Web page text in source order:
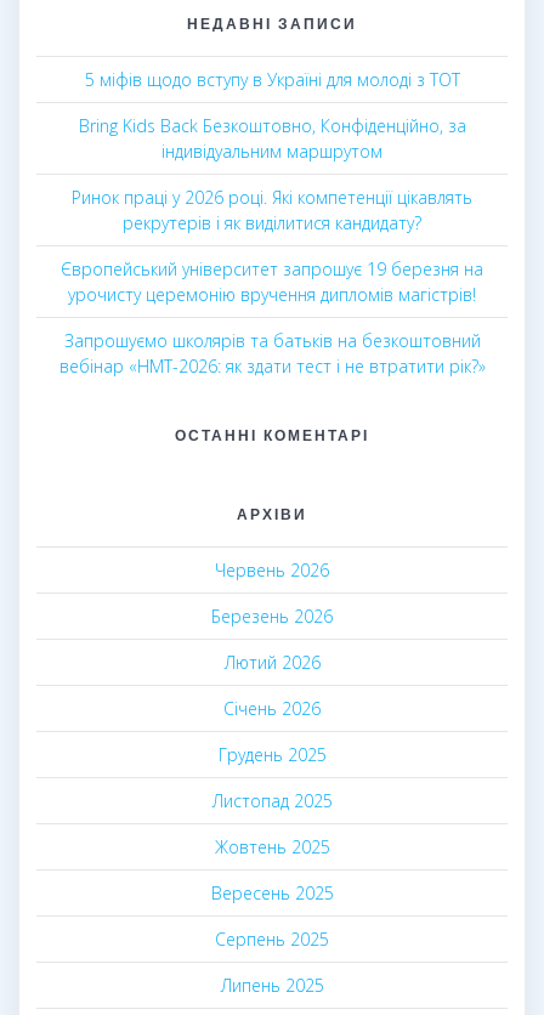
НЕДАВНІ ЗАПИСИ
5 міфів щодо вступу в Україні для молоді з ТОТ
Bring Kids Back Безкоштовно, Конфіденційно, за
індивідуальним маршрутом
Ринок праці у 2026 році. Які компетенції цікавлять
рекрутерів і як виділитися кандидату?
Європейський університет запрошує 19 березня на
урочисту церемонію вручення дипломів магістрів!
Запрошуємо школярів та батьків на безкоштовний
вебінар «НМТ-2026: як здати тест і не втратити рік?»
ОСТАННІ КОМЕНТАРІ
АРХІВИ
Червень 2026
Березень 2026
Лютий 2026
Січень 2026
Грудень 2025
Листопад 2025
Жовтень 2025
Вересень 2025
Серпень 2025
Липень 2025